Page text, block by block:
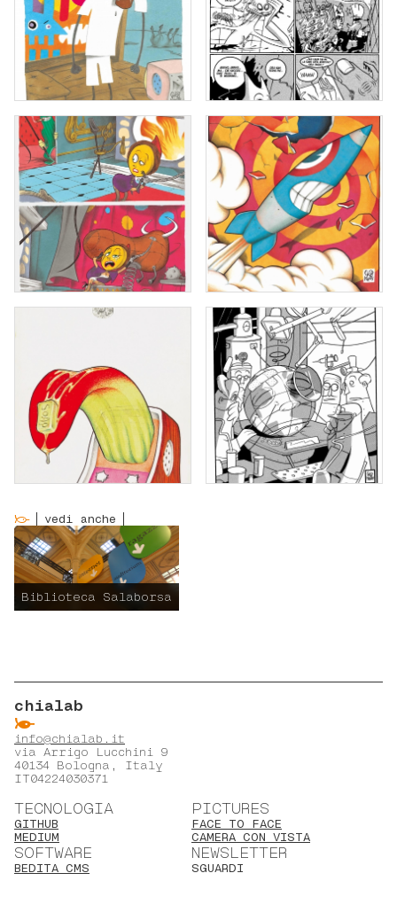
vedi anche
Biblioteca Salaborsa
chialab
ẞ
info@chialab.it
via Arrigo Lucchini 9
40134 Bologna, Italy
IT04224030371
TECNOLOGIA
GITHUB
MEDIUM
PICTURES
FACE TO FACE
CAMERA CON VISTA
SOFTWARE
BEDITA CMS
NEWSLETTER
SGUARDI